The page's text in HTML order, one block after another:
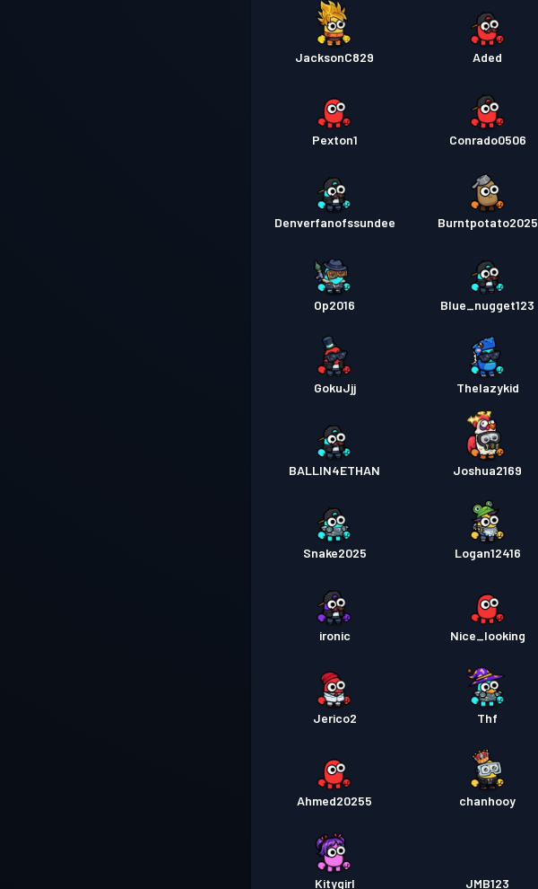
JacksonC829 Aded
Pexton1 Conrado0506
Denverfanofssundee Burntpotato2025
Op2016 Blue_nugget123
GokuJjj Thelazykid
BALLIN4ETHAN Joshua2169
Snake2025 Logan12416
ironic Nice_looking
Jerico2 Thf
Ahmed20255 chanhooy
Kitygirl JMB123